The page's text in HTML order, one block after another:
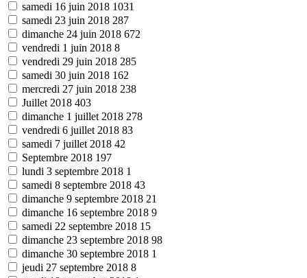
samedi 16 juin 2018 1031
samedi 23 juin 2018 287
dimanche 24 juin 2018 672
vendredi 1 juin 2018 8
vendredi 29 juin 2018 285
samedi 30 juin 2018 162
mercredi 27 juin 2018 238
Juillet 2018 403
dimanche 1 juillet 2018 278
vendredi 6 juillet 2018 83
samedi 7 juillet 2018 42
Septembre 2018 197
lundi 3 septembre 2018 1
samedi 8 septembre 2018 43
dimanche 9 septembre 2018 21
dimanche 16 septembre 2018 9
samedi 22 septembre 2018 15
dimanche 23 septembre 2018 98
dimanche 30 septembre 2018 1
jeudi 27 septembre 2018 8